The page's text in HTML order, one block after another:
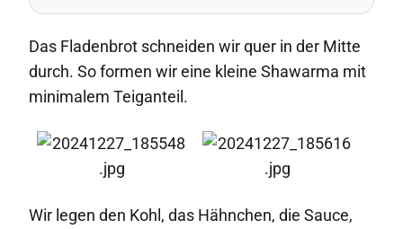
Das Fladenbrot schneiden wir quer in der Mitte
durch. So formen wir eine kleine Shawarma mit
minimalem Teiganteil.
Wir legen den Kohl, das Hähnchen, die Sauce,